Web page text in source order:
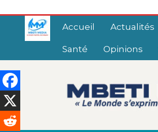
Accueil Actualités
Santé Opinions